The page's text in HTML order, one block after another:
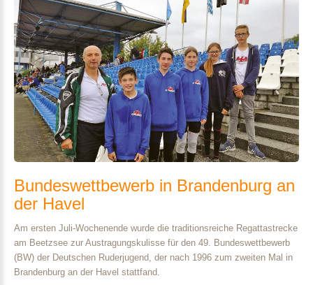
Bundeswettbewerb in Brandenburg an
der Havel
Am ersten Juli-Wochenende wurde die traditionsreiche Regattastrecke
am Beetzsee zur Austragungskulisse für den 49. Bundeswettbewerb
(BW) der Deutschen Ruderjugend, der nach 1996 zum zweiten Mal in
Brandenburg an der Havel stattfand.